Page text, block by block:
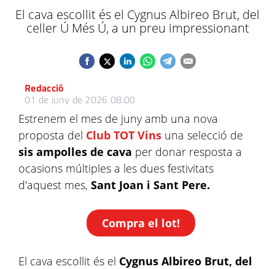
El cava escollit és el Cygnus Albireo Brut, del
celler Ú Més Ú, a un preu impressionant
Redacció
01 de juny de 2026 08:00
Estrenem el mes de juny amb una nova
proposta del Club TOT Vins una selecció de
sis ampolles de cava per donar resposta a
ocasions múltiples a les dues festivitats
d'aquest mes, Sant Joan i Sant Pere.
Compra el lot!
El cava escollit és el Cygnus Albireo Brut, del